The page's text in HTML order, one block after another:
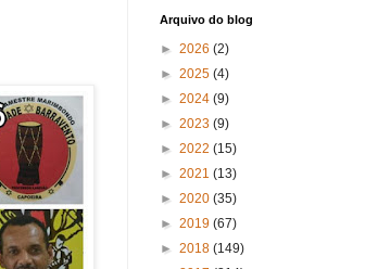
Arquivo do blog
► 2026 (2)
► 2025 (4)
► 2024 (9)
► 2023 (9)
► 2022 (15)
► 2021 (13)
► 2020 (35)
► 2019 (67)
► 2018 (149)